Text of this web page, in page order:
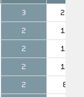
3
225′
2
180′
2
152′
2
135′
2
86′